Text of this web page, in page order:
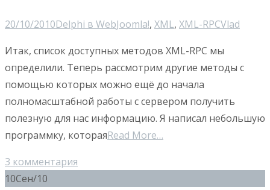
20/10/2010Delphi в WebJoomla!, XML, XML-RPCVlad
Итак, список доступных методов XML-RPC мы
определили. Теперь рассмотрим другие методы с
помощью которых можно ещё до начала
полномасштабной работы с сервером получить
полезную для нас информацию. Я написал небольшую
программку, котораяRead More…
3 комментария
10Сен/10